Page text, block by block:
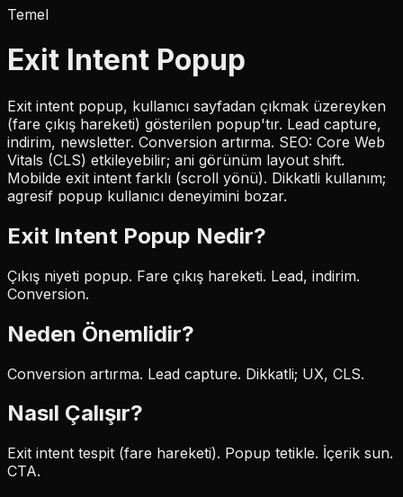
Temel
Exit Intent Popup
Exit intent popup, kullanıcı sayfadan çıkmak üzereyken
(fare çıkış hareketi) gösterilen popup'tır. Lead capture,
indirim, newsletter. Conversion artırma. SEO: Core Web
Vitals (CLS) etkileyebilir; ani görünüm layout shift.
Mobilde exit intent farklı (scroll yönü). Dikkatli kullanım;
agresif popup kullanıcı deneyimini bozar.
Exit Intent Popup Nedir?
Çıkış niyeti popup. Fare çıkış hareketi. Lead, indirim.
Conversion.
Neden Önemlidir?
Conversion artırma. Lead capture. Dikkatli; UX, CLS.
Nasıl Çalışır?
Exit intent tespit (fare hareketi). Popup tetikle. İçerik sun.
CTA.